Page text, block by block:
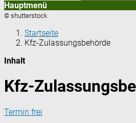
Hauptmenü
© shutterstock
Startseite
Kfz-Zulassungsbehörde
Inhalt
Kfz-
Termin frei